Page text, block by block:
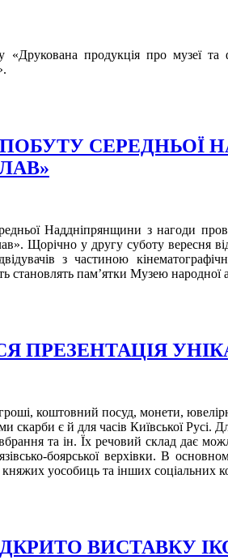
«Друкована продукція про музеї
СЕРЕДНЬОЇ
Наддніпрянщини з нагоди
Щорічно у другу суботу вересня
з частиною
становлять пам’ятки Музею
ПРЕЗЕНТАЦІЯ
коштовний посуд, монети,
скарби є й для часів Київської
та ін. Їх речовий склад дає
боярської верхівки. В
княжих уособиць та інших соціальних
ВИСТАВКУ